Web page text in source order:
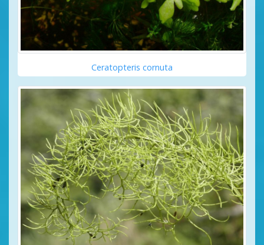
Ceratopteris cornuta